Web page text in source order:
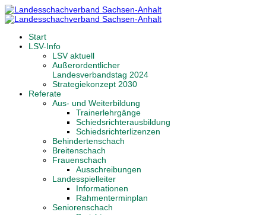
Start
LSV-Info
LSV aktuell
Außerordentlicher
Landesverbandstag 2024
Strategiekonzept 2030
Referate
Aus- und Weiterbildung
Trainerlehrgänge
Schiedsrichterausbildung
Schiedsrichterlizenzen
Behindertenschach
Breitenschach
Frauenschach
Ausschreibungen
Landesspielleiter
Informationen
Rahmenterminplan
Seniorenschach